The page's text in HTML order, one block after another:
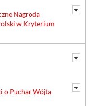
Nagroda
w Kryterium
o Puchar Wójta